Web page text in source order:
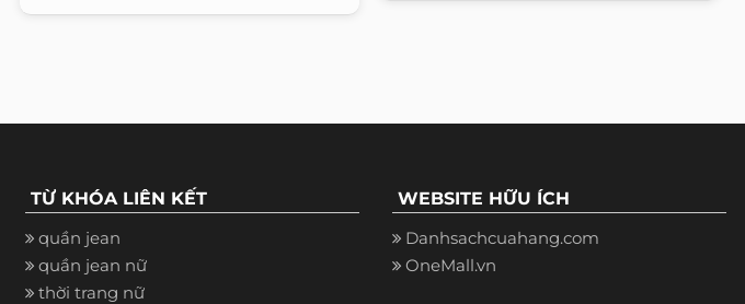
TỪ KHÓA LIÊN KẾT
quần jean
quần jean nữ
thời trang nữ
WEBSITE HỮU ÍCH
Danhsachcuahang.com
OneMall.vn